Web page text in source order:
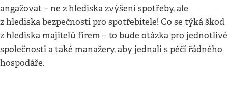
angažovat – ne z hlediska zvýšení spotřeby, ale
z hlediska bezpečnosti pro spotřebitele! Co se týká škod
z hlediska majitelů firem – to bude otázka pro jednotlivé
společnosti a také manažery, aby jednali s péčí řádného
hospodáře.